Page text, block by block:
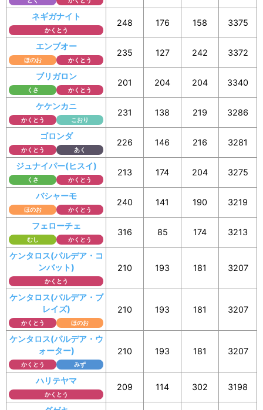
ネギガナイト
かくとう
248 176 158 3375
エンブオー
ほのお かくとう
235 127 242 3372
ブリガロン
くさ かくとう
201 204 204 3340
ケケンカニ
かくとう こおり
231 138 219 3286
ゴロンダ
かくとう あく
226 146 216 3281
ジュナイパー(ヒスイ)
くさ かくとう
213 174 204 3275
バシャーモ
ほのお かくとう
240 141 190 3219
フェローチェ
むし かくとう
316 85 174 3213
ケンタロス(パルデア・コ
ンバット)
かくとう
210 193 181 3207
ケンタロス(パルデア・ブ
レイズ)
かくとう ほのお
210 193 181 3207
ケンタロス(パルデア・ウ
ォーター)
かくとう みず
210 193 181 3207
ハリテヤマ
かくとう
209 114 302 3198